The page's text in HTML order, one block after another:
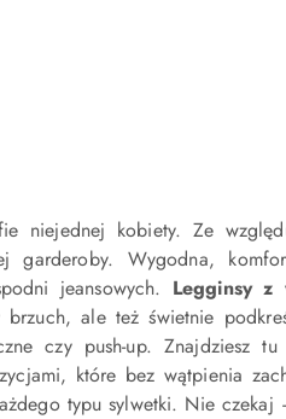
niejednej kobiety. Ze
garderoby. Wygodna,
jeansowych. Legginsy z
ale też świetnie
czy push-up. Znajdziesz
które bez wątpienia
typu sylwetki. Nie